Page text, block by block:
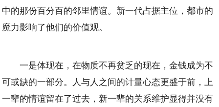
中的那份百分百的邻里情谊。新一代占据主位，都市的
魔力影响了他们的价值观。
一是体现在，在物质不再贫乏的现在，金钱成为不
可或缺的一部分。人与人之间的计量心态更盛于前，上
一辈的情谊留在了过去，新一辈的关系维护显得并没有